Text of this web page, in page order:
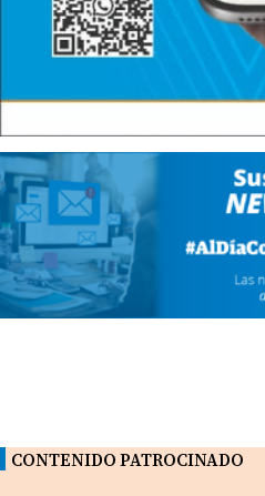
CONTENIDO PATROCINADO